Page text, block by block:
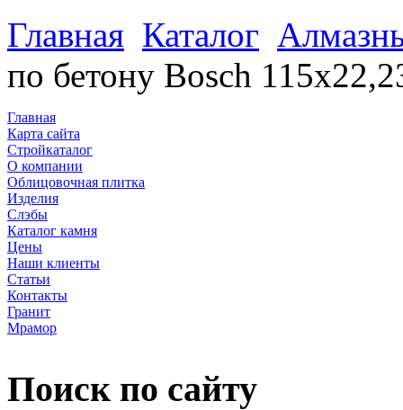
Главная Каталог
по бетону Bosch
Главная
Карта сайта
Стройкаталог
О компании
Облицовочная плитка
Изделия
Слэбы
Каталог камня
Цены
Наши клиенты
Статьи
Контакты
Гранит
Мрамор
Поиск по сайту